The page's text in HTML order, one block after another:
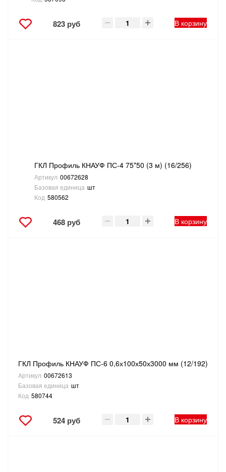
823 руб В корзину
ГКЛ Профиль КНАУФ ПС-4 75*50 (3 м) (16/256)
Артикул 00672628
Базовая единица шт
Код 580562
468 руб В корзину
ГКЛ Профиль КНАУФ ПС-6 0,6х100х50х3000 мм (12/192)
Артикул 00672613
Базовая единица шт
Код 580744
524 руб В корзину